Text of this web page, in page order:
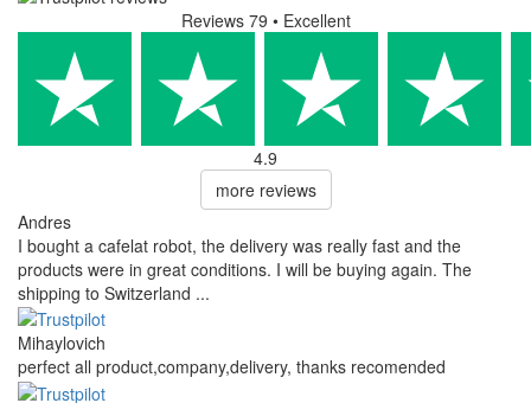
Reviews 79 • Excellent
4.9
more reviews
Andres
I bought a cafelat robot, the delivery was really fast and the
products were in great conditions. I will be buying again. The
shipping to Switzerland ...
Mihaylovich
perfect all product,company,delivery, thanks recomended